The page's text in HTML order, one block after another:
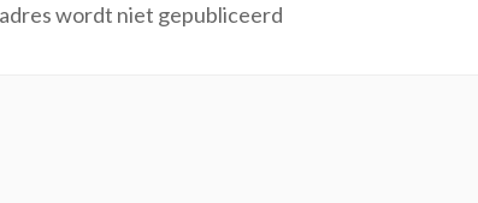
wordt niet gepubliceerd